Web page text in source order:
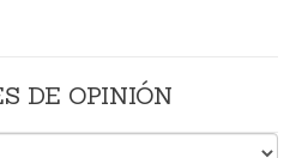
DE OPINIÓN